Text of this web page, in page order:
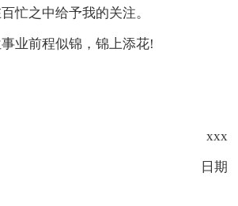
忙之中给予我的关注。
业前程似锦，锦上添花!
xxx
日期